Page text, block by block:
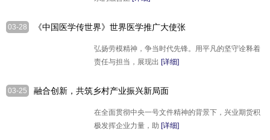
03-28
《中国医学传世界》世界医学推广大使张
弘扬劳模精神，争当时代先锋。用平凡的坚守诠释着
责任与担当，展现出 [详细]
03-25 融合创新，共筑乡村产业振兴新局面
在全面贯彻中央一号文件精神的背景下，兴业期货积
极发挥企业力量，助 [详细]